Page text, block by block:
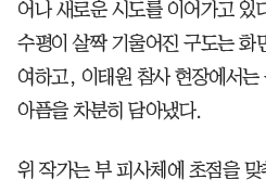
어나 새로운 시도를 이어가고 있
수평이 살짝 기울어진 구도는 화
여하고, 이태원 참사 현장에서는
아픔을 차분히 담아냈다.
위 작가는 부 피사체에 초점을